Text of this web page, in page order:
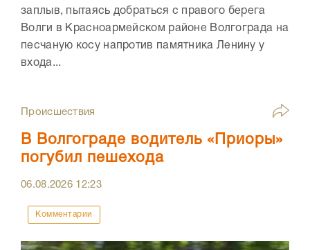
заплыв, пытаясь добраться с правого берега
Волги в Красноармейском районе Волгограда на
песчаную косу напротив памятника Ленину у
входа...
Происшествия
В Волгограде водитель «Приоры»
погубил пешехода
06.08.2026 12:23
Комментарии